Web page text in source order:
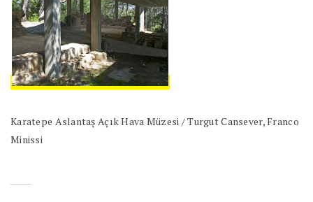
Karatepe Aslantaş Açık Hava Müzesi / Turgut Cansever, Franco
Minissi